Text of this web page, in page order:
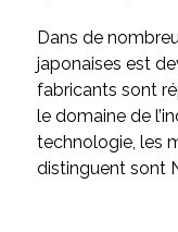
Dans de
japonaises est
fabricants sont
le domaine de
technologie, les
distinguent sont